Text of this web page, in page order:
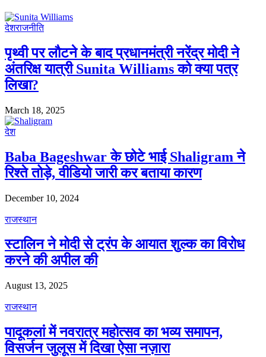
देशराजनीति
पृथ्वी पर लौटने के बाद प्रधानमंत्री नरेंद्र मोदी ने
अंतरिक्ष यात्री Sunita Williams को क्या पत्र
लिखा?
March 18, 2025
देश
Baba Bageshwar के छोटे भाई Shaligram ने
रिश्ते तोड़े, वीडियो जारी कर बताया कारण
December 10, 2024
राजस्थान
स्टालिन ने मोदी से ट्रंप के आयात शुल्क का विरोध
करने की अपील की
August 13, 2025
राजस्थान
पादूकलां में नवरात्र महोत्सव का भव्य समापन,
विसर्जन जुलूस में दिखा ऐसा नज़ारा